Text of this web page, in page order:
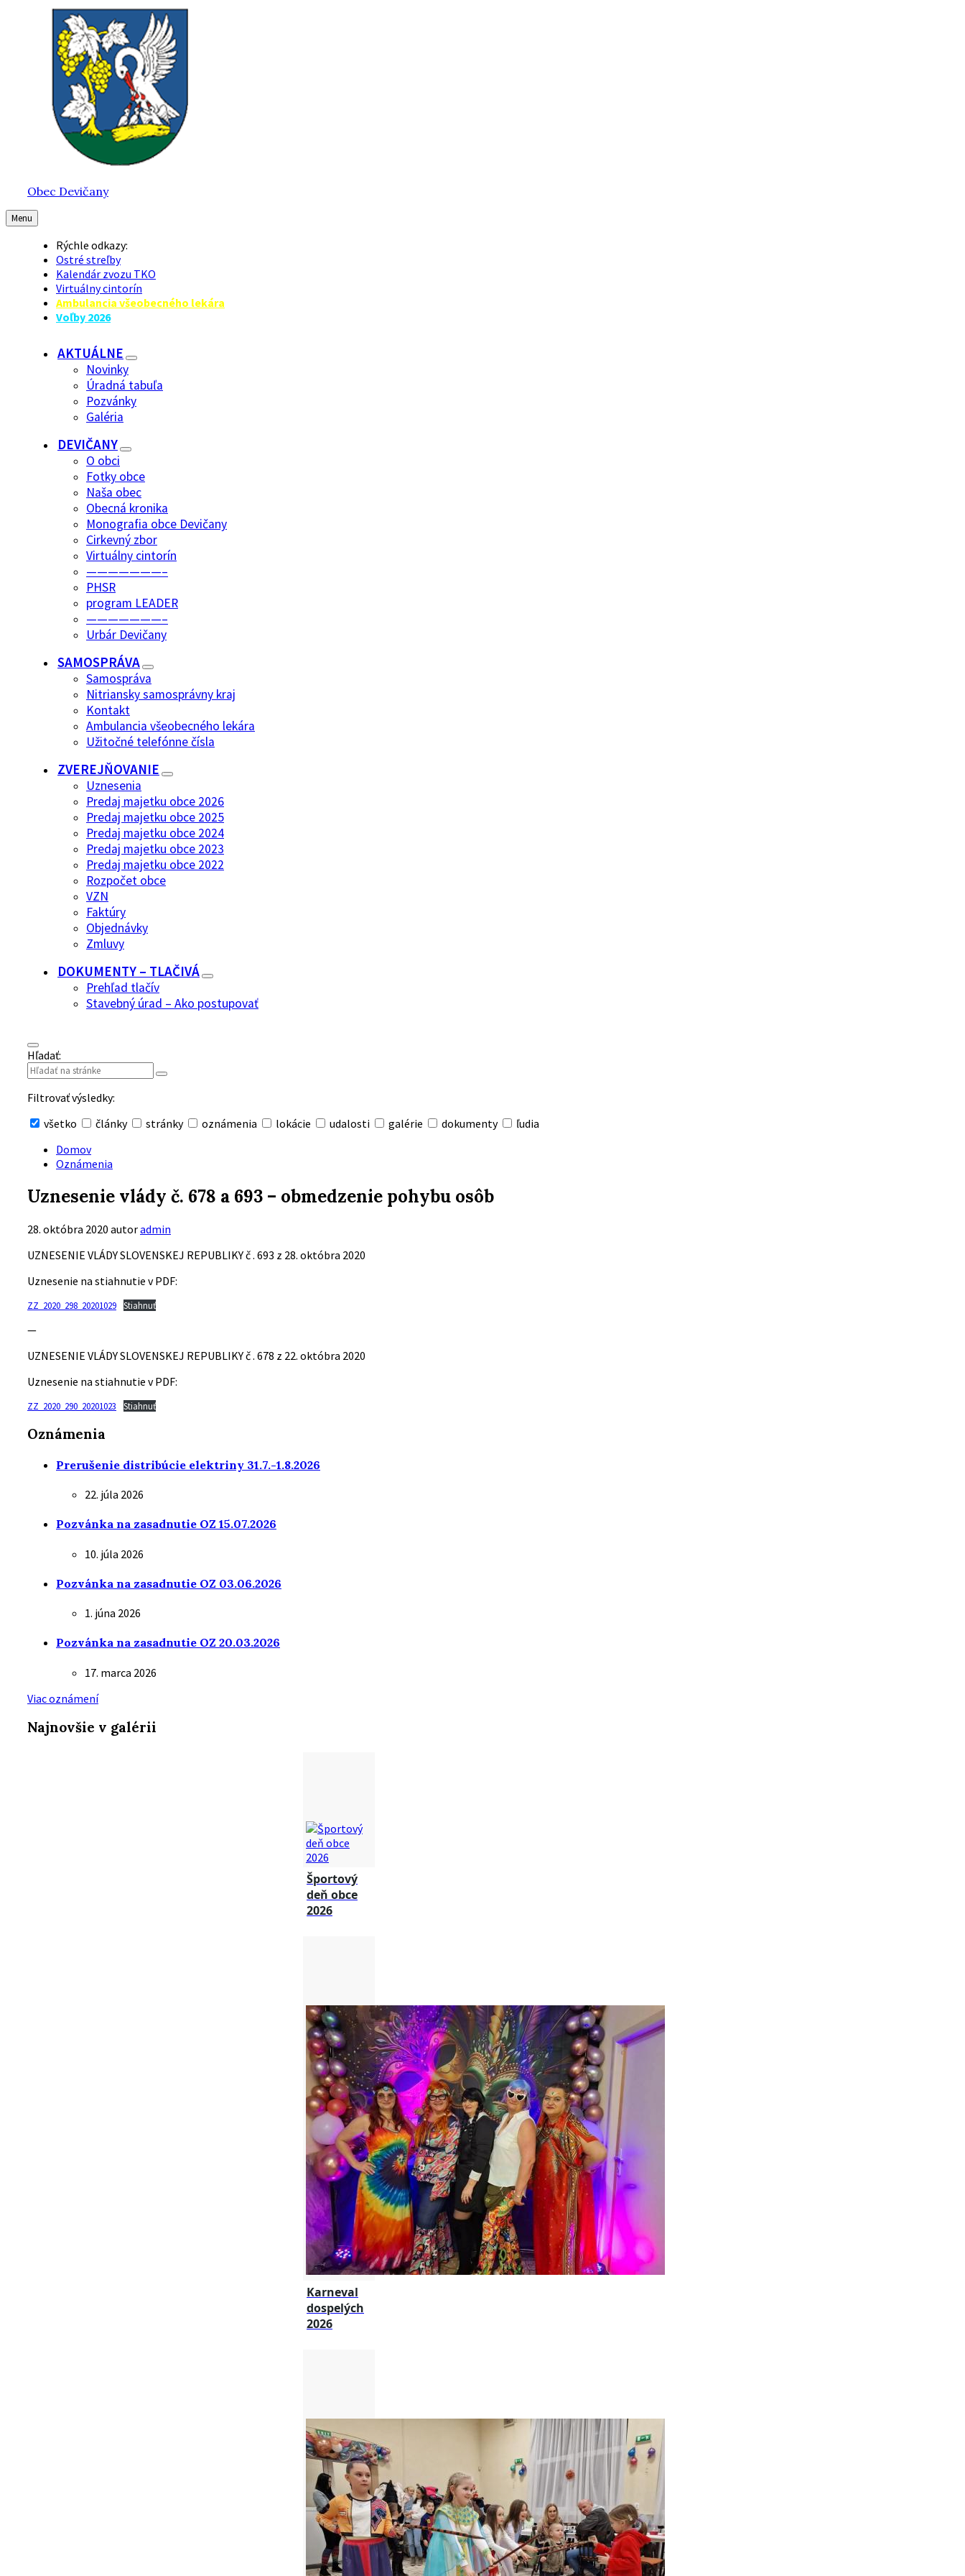
Obec Devičany
Menu
Rýchle odkazy:
Ostré streľby
Kalendár zvozu TKO
Virtuálny cintorín
Ambulancia všeobecného lekára
Voľby 2026
AKTUÁLNE
Novinky
Úradná tabuľa
Pozvánky
Galéria
DEVIČANY
O obci
Fotky obce
Naša obec
Obecná kronika
Monografia obce Devičany
Cirkevný zbor
Virtuálny cintorín
———————–
PHSR
program LEADER
———————–
Urbár Devičany
SAMOSPRÁVA
Samospráva
Nitriansky samosprávny kraj
Kontakt
Ambulancia všeobecného lekára
Užitočné telefónne čísla
ZVEREJŇOVANIE
Uznesenia
Predaj majetku obce 2026
Predaj majetku obce 2025
Predaj majetku obce 2024
Predaj majetku obce 2023
Predaj majetku obce 2022
Rozpočet obce
VZN
Faktúry
Objednávky
Zmluvy
DOKUMENTY – TLAČIVÁ
Prehľad tlačív
Stavebný úrad – Ako postupovať
Hľadať:
Filtrovať výsledky:
všetko
články stránky oznámenia lokácie udalosti galérie dokumenty ľudia
vyhľadávanie
Domov
Oznámenia
Uznesenie vlády č. 678 a 693 – obmedzenie pohybu osôb
28. októbra 2020 autoradmin
UZNESENIE VLÁDY SLOVENSKEJ REPUBLIKY č . 693 z 28. októbra 2020
Uznesenie na stiahnutie v PDF:
ZZ_2020_298_20201029 Stiahnuť
—
UZNESENIE VLÁDY SLOVENSKEJ REPUBLIKY č . 678 z 22. októbra 2020
Uznesenie na stiahnutie v PDF:
ZZ_2020_290_20201023 Stiahnuť
Oznámenia
Prerušenie distribúcie elektriny 31.7.-1.8.2026
22. júla 2026
Pozvánka na zasadnutie OZ 15.07.2026
10. júla 2026
Pozvánka na zasadnutie OZ 03.06.2026
1. júna 2026
Pozvánka na zasadnutie OZ 20.03.2026
17. marca 2026
Viac oznámení
Najnovšie v galérii
Športový
deň obce
2026
Karneval
dospelých
2026